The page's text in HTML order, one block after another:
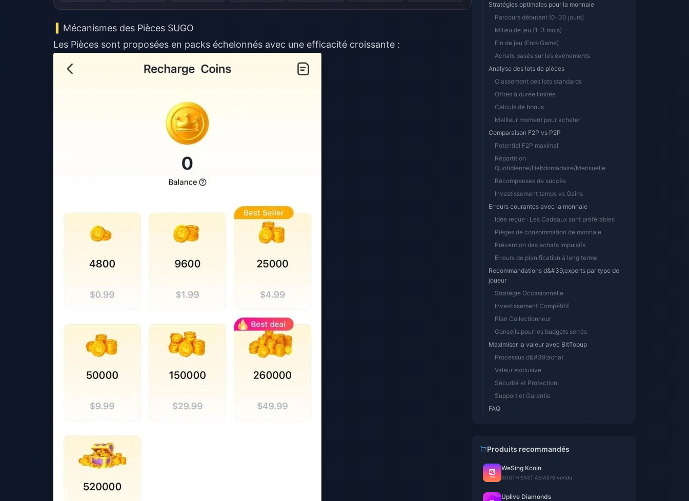
Mécanismes des Pièces SUGO
Les Pièces sont proposées en packs échelonnés avec une efficacité croissante :
Stratégies optimales pour la monnaie
Parcours débutant (0-30 jours)
Milieu de jeu (1-3 mois)
Fin de jeu (End-Game)
Achats basés sur les événements
Analyse des lots de pièces
Classement des lots standards
Offres à durée limitée
Calculs de bonus
Meilleur moment pour acheter
Comparaison F2P vs P2P
Potentiel F2P maximal
Répartition
Quotidienne/Hebdomadaire/Mensuelle
Récompenses de succès
Investissement temps vs Gains
Erreurs courantes avec la monnaie
Idée reçue : Les Cadeaux sont préférables
Pièges de consommation de monnaie
Prévention des achats impulsifs
Erreurs de planification à long terme
Recommandations d&#39;experts par type de
joueur
Stratégie Occasionnelle
Investissement Compétitif
Plan Collectionneur
Conseils pour les budgets serrés
Maximiser la valeur avec BitTopup
Processus d&#39;achat
Valeur exclusive
Sécurité et Protection
Support et Garantie
FAQ
Produits recommandés
WeSing Kcoin
SOUTH EAST ASIA516 vendu
Uplive Diamonds